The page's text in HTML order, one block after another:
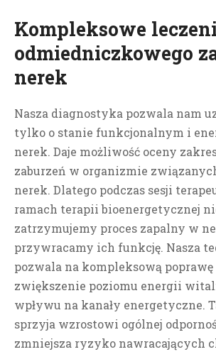
Kompleksowe
odmiedniczkowego
nerek
Nasza diagnostyka pozwala nam
tylko o stanie funkcjonalnym i
nerek. Daje możliwość oceny
zaburzeń w organizmie
nerek. Dlatego podczas sesji
ramach terapii bioenergetycznej
zatrzymujemy proces zapalny w
przywracamy ich funkcję. Nasza
pozwala na kompleksową
zwiększenie poziomu energii
wpływu na kanały energetyczne.
sprzyja wzrostowi ogólnej
zmniejsza ryzyko nawracających